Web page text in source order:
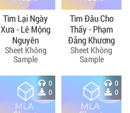
Tìm Lại Ngày
Xưa - Lê Mộng
Nguyên
Sheet Không
Sample
Tìm Đâu Cho
Thấy - Phạm
Đăng Khương
Sheet Không
Sample
0
0
0
0